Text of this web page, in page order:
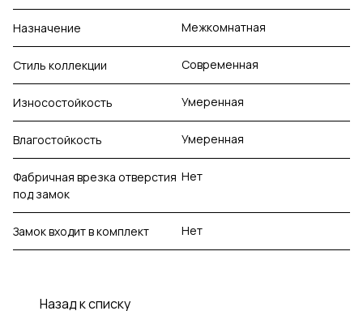
Назначение Межкомнатная
Стиль коллекции Современная
Износостойкость Умеренная
Влагостойкость Умеренная
Фабричная врезка отверстия
под замок
Нет
Замок входит в комплект Нет
Назад к списку